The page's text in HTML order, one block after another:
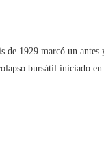
1929 marcó un antes
bursátil iniciado en